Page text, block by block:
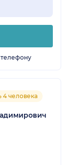
телефону
4 человека